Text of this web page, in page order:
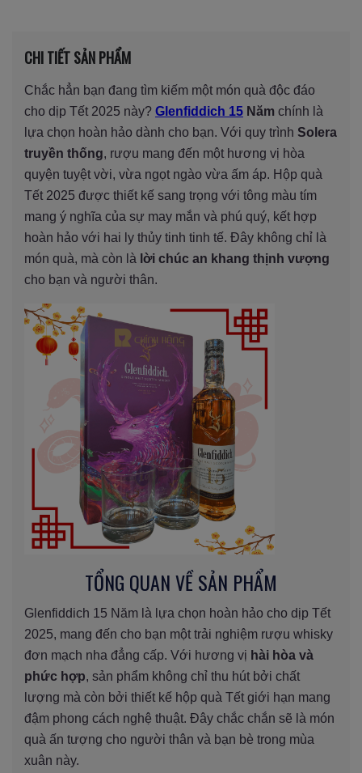
CHI TIẾT SẢN PHẨM
Chắc hẳn bạn đang tìm kiếm một món quà độc đáo
cho dịp Tết 2025 này? Glenfiddich 15 Năm chính là
lựa chọn hoàn hảo dành cho bạn. Với quy trình Solera
truyền thống, rượu mang đến một hương vị hòa
quyện tuyệt vời, vừa ngọt ngào vừa ấm áp. Hộp quà
Tết 2025 được thiết kế sang trọng với tông màu tím
mang ý nghĩa của sự may mắn và phú quý, kết hợp
hoàn hảo với hai ly thủy tinh tinh tế. Đây không chỉ là
món quà, mà còn là lời chúc an khang thịnh vượng
cho bạn và người thân.
TỔNG QUAN VỀ SẢN PHẨM
Glenfiddich 15 Năm là lựa chọn hoàn hảo cho dịp Tết
2025, mang đến cho bạn một trải nghiệm rượu whisky
đơn mạch nha đẳng cấp. Với hương vị hài hòa và
phức hợp, sản phẩm không chỉ thu hút bởi chất
lượng mà còn bởi thiết kế hộp quà Tết giới hạn mang
đậm phong cách nghệ thuật. Đây chắc chắn sẽ là món
quà ấn tượng cho người thân và bạn bè trong mùa
xuân này.